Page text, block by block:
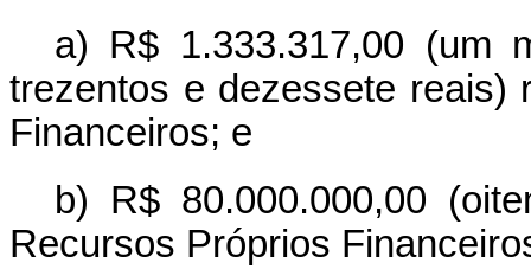
a) R$ 1.333.317,00 (um
trezentos e dezessete reais)
Financeiros; e
b) R$ 80.000.000,00
Recursos Próprios